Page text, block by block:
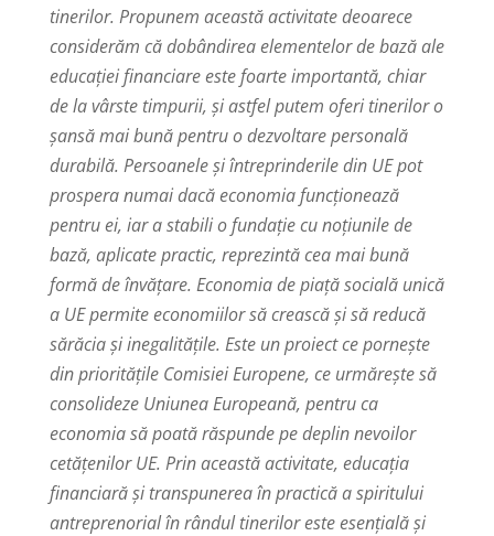
tinerilor. Propunem această activitate deoarece
considerăm că dobândirea elementelor de bază ale
educației financiare este foarte importantă, chiar
de la vârste timpurii, și astfel putem oferi tinerilor o
șansă mai bună pentru o dezvoltare personală
durabilă. Persoanele și întreprinderile din UE pot
prospera numai dacă economia funcționează
pentru ei, iar a stabili o fundație cu noțiunile de
bază, aplicate practic, reprezintă cea mai bună
formă de învățare. Economia de piață socială unică
a UE permite economiilor să crească și să reducă
sărăcia și inegalitățile. Este un proiect ce pornește
din prioritățile Comisiei Europene, ce urmărește să
consolideze Uniunea Europeană, pentru ca
economia să poată răspunde pe deplin nevoilor
cetățenilor UE. Prin această activitate, educația
financiară și transpunerea în practică a spiritului
antreprenorial în rândul tinerilor este esențială și